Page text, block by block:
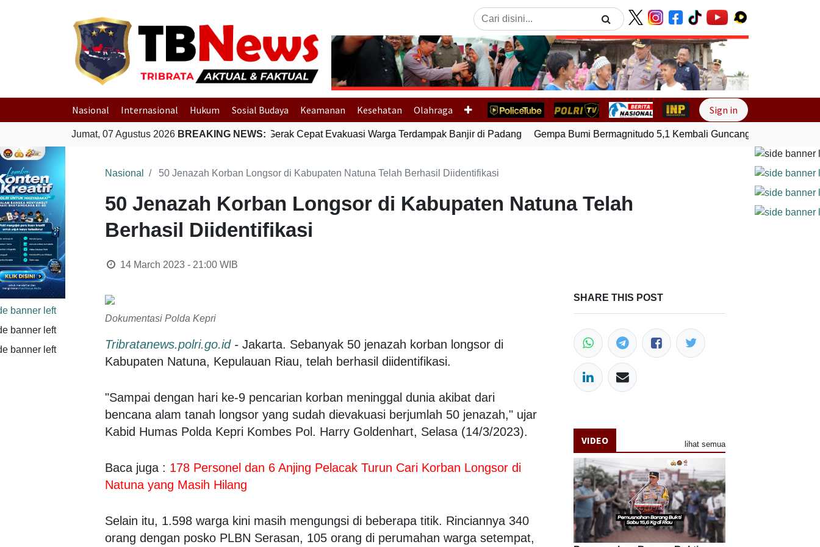
Previous Next
Nasional Internasional Hukum Sosial Budaya Keamanan Kesehatan Olahraga Sign in
Jumat, 07 Agustus 2026 BREAKING NEWS:Polri Gerak Cepat Evakuasi Warga Terdampak Banjir di Padang Gempa Bumi Bermagnitudo 5,1 Kembali Guncang Seram Bagian
Nasional 50 Jenazah Korban Longsor di Kabupaten Natuna Telah Berhasil Diidentifikasi
50 Jenazah Korban Longsor di Kabupaten Natuna Telah
Berhasil Diidentifikasi
14 March 2023 - 21:00WIB
Dokumentasi Polda Kepri
Tribratanews.polri.go.id- Jakarta. Sebanyak 50 jenazah korban longsor di
Kabupaten Natuna, Kepulauan Riau, telah berhasil diidentifikasi.
"Sampai dengan hari ke-9 pencarian korban meninggal dunia akibat dari
bencana alam tanah longsor yang sudah dievakuasi berjumlah 50 jenazah," ujar
Kabid Humas Polda Kepri Kombes Pol. Harry Goldenhart, Selasa (14/3/2023).
Baca juga : 178 Personel dan 6 Anjing Pelacak Turun Cari Korban Longsor di
Natuna yang Masih Hilang
Selain itu, 1.598 warga kini masih mengungsi di beberapa titik. Rinciannya 340
orang dengan posko PLBN Serasan, 105 orang di perumahan warga setempat,
SHARE THIS POST
VIDEO lihat semua